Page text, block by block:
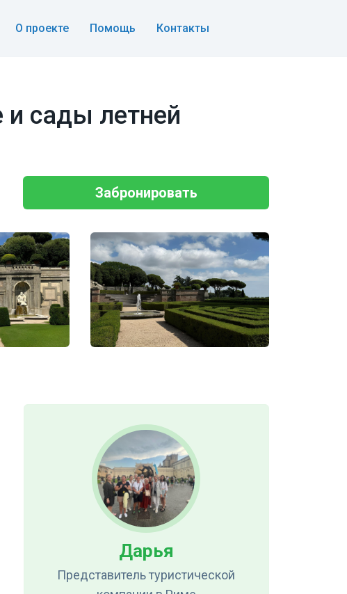
О проекте Помощь Контакты
и сады летней
Забронировать
Дарья
Представитель туристической